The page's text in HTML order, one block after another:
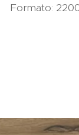
Formato: